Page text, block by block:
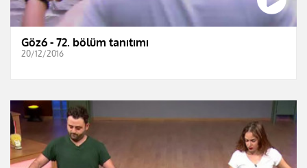
Göz6 - 72. bölüm tanıtımı
20/12/2016